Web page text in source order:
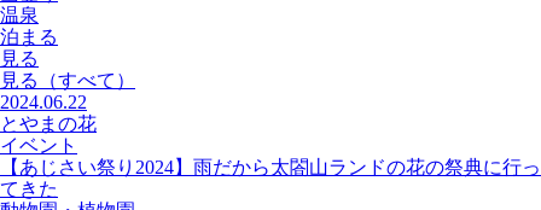
温泉
泊まる
見る
見る
（すべて）
2024.06.22
とやまの花
イベント
【あじさい祭り2024】雨だから太閤山ランドの花の祭典に行っ
てきた